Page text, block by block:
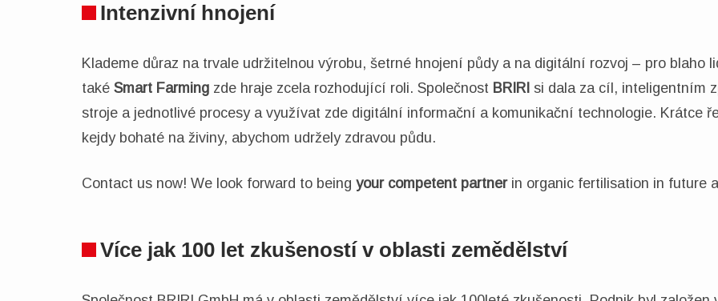
Intenzivní hnojení
Klademe důraz na trvale udržitelnou výrobu, šetrné hnojení půdy a na digitální rozvoj – pro blaho
také Smart Farming zde hraje zcela rozhodující roli. Společnost BRIRI si dala za cíl, inteligentním
stroje a jednotlivé procesy a využívat zde digitální informační a komunikační technologie. Krátce
kejdy bohaté na živiny, abychom udržely zdravou půdu.
Contact us now! We look forward to being your competent partnerin organic fertilisation in future
Více jak 100 let zkušeností v oblasti zemědělství